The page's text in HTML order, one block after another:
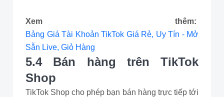
Xem thêm:
Bảng Giá Tài Khoản TikTok Giá Rẻ, Uy Tín - Mở
Sẵn Live, Giỏ Hàng
5.4 Bán hàng trên TikTok
Shop
TikTok Shop cho phép bạn bán hàng trực tiếp tới